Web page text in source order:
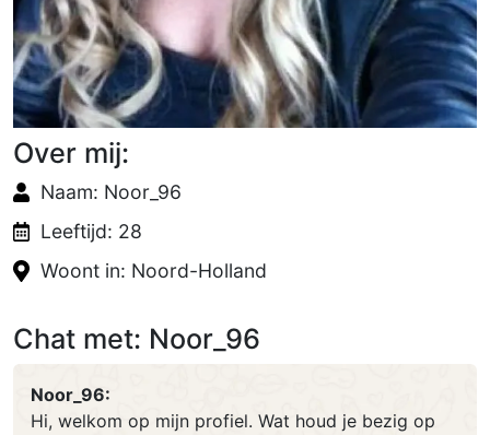
Over mij:
Naam: Noor_96
Leeftijd: 28
Woont in: Noord-Holland
Chat met: Noor_96
Noor_96:
Hi, welkom op mijn profiel. Wat houd je bezig op